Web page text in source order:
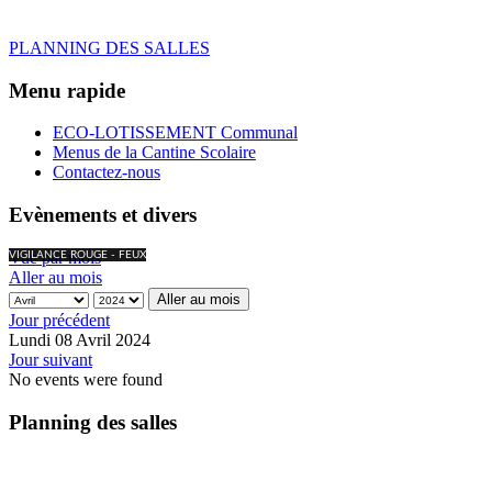
PLANNING DES SALLES
Menu rapide
ECO-LOTISSEMENT Communal
Menus de la Cantine Scolaire
Contactez-nous
Evènements et divers
VIGILANCE ROUGE - FEUX
Vue par mois
Aller au mois
Aller au mois
Jour précédent
Lundi 08 Avril 2024
Jour suivant
No events were found
Planning des salles